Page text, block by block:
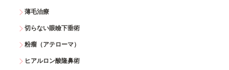
薄毛治療
切らない眼瞼下垂術
粉瘤（アテローマ）
ヒアルロン酸隆鼻術